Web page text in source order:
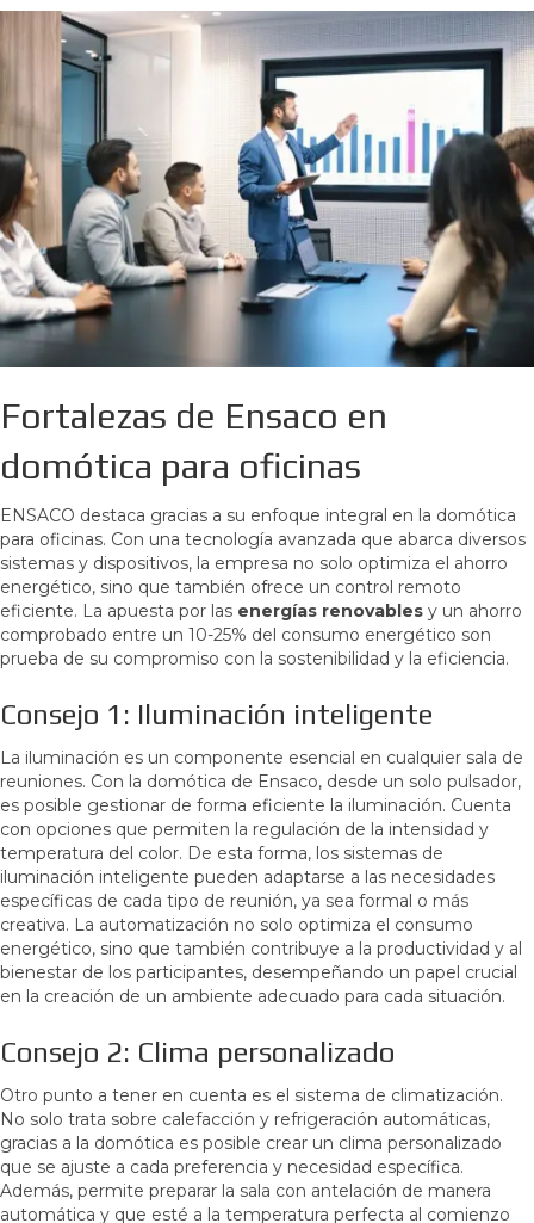
Fortalezas de Ensaco en
domótica para oficinas
ENSACO destaca gracias a su enfoque integral en la domótica
para oficinas. Con una tecnología avanzada que abarca diversos
sistemas y dispositivos, la empresa no solo optimiza el ahorro
energético, sino que también ofrece un control remoto
eficiente. La apuesta por las energías renovables y un ahorro
comprobado entre un 10-25% del consumo energético son
prueba de su compromiso con la sostenibilidad y la eficiencia.
Consejo 1: Iluminación inteligente
La iluminación es un componente esencial en cualquier sala de
reuniones. Con la domótica de Ensaco, desde un solo pulsador,
es posible gestionar de forma eficiente la iluminación. Cuenta
con opciones que permiten la regulación de la intensidad y
temperatura del color. De esta forma, los sistemas de
iluminación inteligente pueden adaptarse a las necesidades
específicas de cada tipo de reunión, ya sea formal o más
creativa. La automatización no solo optimiza el consumo
energético, sino que también contribuye a la productividad y al
bienestar de los participantes, desempeñando un papel crucial
en la creación de un ambiente adecuado para cada situación.
Consejo 2: Clima personalizado
Otro punto a tener en cuenta es el sistema de climatización.
No solo trata sobre calefacción y refrigeración automáticas,
gracias a la domótica es posible crear un clima personalizado
que se ajuste a cada preferencia y necesidad específica.
Además, permite preparar la sala con antelación de manera
automática y que esté a la temperatura perfecta al comienzo